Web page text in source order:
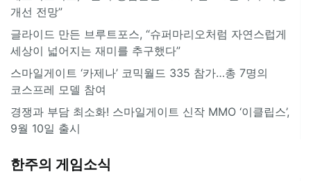
개선 전망”
글라이드 만든 브루트포스, “슈퍼마리오처럼 자연스럽게
세상이 넓어지는 재미를 추구했다”
스마일게이트 ‘카제나’ 코믹월드 335 참가…총 7명의
코스프레 모델 참여
경쟁과 부담 최소화! 스마일게이트 신작 MMO ‘이클립스’,
9월 10일 출시
한주의 게임소식